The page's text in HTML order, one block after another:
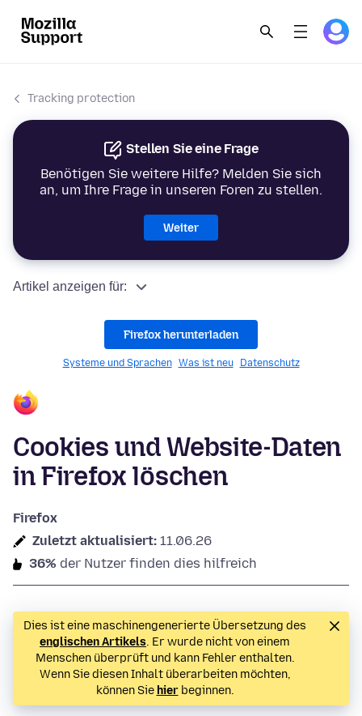
Tracking protection
Stellen Sie eine Frage
Benötigen Sie weitere Hilfe? Melden Sie sich
an, um Ihre Frage in unseren Foren zu stellen.
Weiter
Artikel anzeigen für:
Firefox herunterladen
Systeme und Sprachen Was ist neu Datenschutz
Cookies und Website-Daten
in Firefox löschen
Firefox
Zuletzt aktualisiert: 11.06.26
36% der Nutzer finden dies hilfreich
Dies ist eine maschinengenerierte Übersetzung des
englischen Artikels. Er wurde nicht von einem
Menschen überprüft und kann Fehler enthalten.
Wenn Sie diesen Inhalt überarbeiten möchten,
können Sie hierbeginnen.